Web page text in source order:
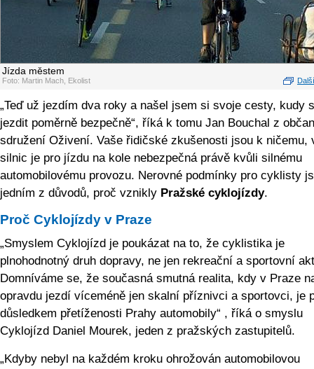
Jízda městem
Foto: Martin Mach, Ekolist
„Teď už jezdím dva roky a našel jsem si svoje cesty, kudy
jezdit poměrně bezpečně“, říká k tomu Jan Bouchal z
sdružení Oživení. Vaše řidičské zkušenosti jsou k ničemu,
silnic je pro jízdu na kole nebezpečná právě kvůli silnému
automobilovému provozu. Nerovné podmínky pro cyklisty
jedním z důvodů, proč vznikly Pražské cyklojízdy.
Proč Cyklojízdy v Praze
„Smyslem Cyklojízd je poukázat na to, že cyklistika je
plnohodnotný druh dopravy, ne jen rekreační a sportovní
Domníváme se, že současná smutná realita, kdy v Praze
opravdu jezdí víceméně jen skalní příznivci a sportovci, je
důsledkem přetíženosti Prahy automobily“ , říká o smyslu
Cyklojízd Daniel Mourek, jeden z pražských zastupitelů.
„Kdyby nebyl na každém kroku ohrožován automobilovou